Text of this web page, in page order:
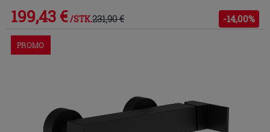
199,43 € /STK.231,90 € -14,00%
PROMO